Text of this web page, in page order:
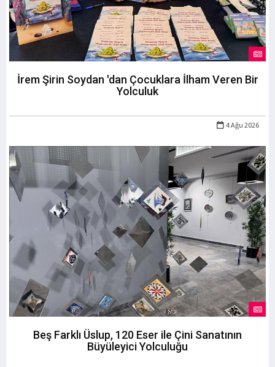
İrem Şirin Soydan 'dan Çocuklara İlham Veren Bir
Yolculuk
4 Ağu 2026
Beş Farklı Üslup, 120 Eser ile Çini Sanatının
Büyüleyici Yolculuğu